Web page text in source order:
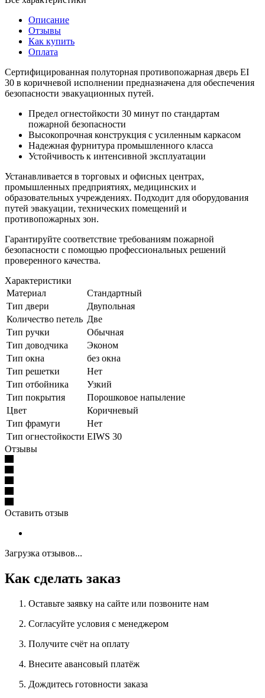
Описание
Отзывы
Как купить
Оплата
Сертифицированная полуторная противопожарная дверь EI
30 в коричневой исполнении предназначена для обеспечения
безопасности эвакуационных путей.
Предел огнестойкости 30 минут по стандартам
пожарной безопасности
Высокопрочная конструкция с усиленным каркасом
Надежная фурнитура промышленного класса
Устойчивость к интенсивной эксплуатации
Устанавливается в торговых и офисных центрах,
промышленных предприятиях, медицинских и
образовательных учреждениях. Подходит для оборудования
путей эвакуации, технических помещений и
противопожарных зон.
Гарантируйте соответствие требованиям пожарной
безопасности с помощью профессиональных решений
проверенного качества.
Характеристики
Материал
Стандартный
Тип двери
Двупольная
Количество петель Две
Тип ручки
Обычная
Тип доводчика
Эконом
Тип окна
без окна
Тип решетки
Нет
Тип отбойника
Узкий
Тип покрытия
Порошковое напыление
Цвет
Коричневый
Тип фрамуги
Нет
Тип огнестойкости EIWS 30
Отзывы
Оставить отзыв
Загрузка отзывов...
Как сделать заказ
Оставьте заявку на сайте или позвоните нам
Согласуйте условия с менеджером
Получите счёт на оплату
Внесите авансовый платёж
Дождитесь готовности заказа